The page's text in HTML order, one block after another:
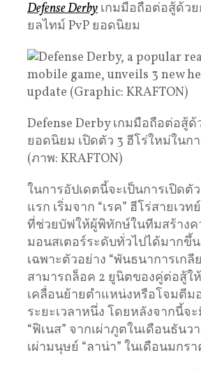
Defense Derby เกมมือถือต่อสู้ด้ว
ยลไทม์ PvP ยอดนิยม
Defense Derby เกมมือถือต่อสู้
ยอดนิยม เปิดตัว 3 ฮีโร่ใหม่ในก
(ภาพ: KRAFTON)
ในการอัปเดตนี้จะเป็นการเปิดตั
แรก เริ่มจาก “เรค” ฮีโร่สายเว
ที่ช่วยบัฟให้ผู้พิทักษ์ในทีมสร้างค
มอนสเตอร์ระดับทั่วไปได้มากขึ้
เฉพาะตัวอย่าง “พันธนาการเกลี
สามารถล็อค 2 ยูนิตของคู่ต่อสู้ใ
เคลื่อนย้ายตำแหน่งหรือโจมตีม
ระยะเวลาหนึ่ง โดยหลังจากนี้จ
“ฟิเนส” จากเผ่าภูตในเดือนธันว
เผ่ามนุษย์ “ลาน่า” ในเดือนมกร